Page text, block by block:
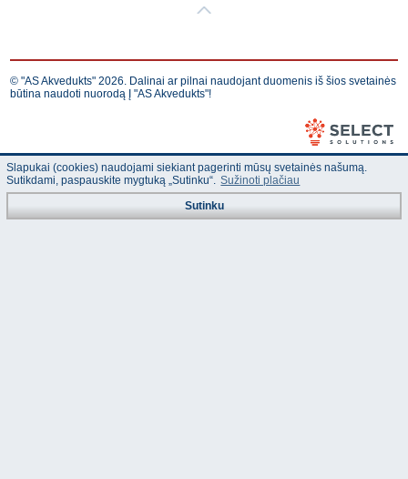
© "AS Akvedukts" 2026. Dalinai ar pilnai naudojant duomenis iš šios svetainės
būtina naudoti nuorodą Į "AS Akvedukts"!
Slapukai (cookies) naudojami siekiant pagerinti mūsų svetainės našumą.
Sutikdami, paspauskite mygtuką „Sutinku“. Sužinoti plačiau
Sutinku